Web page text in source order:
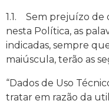
1.1. Sem prejuízo de
nesta Política, as
indicadas, sempre
maiúscula, terão as
“Dados de Uso
tratar em razão da